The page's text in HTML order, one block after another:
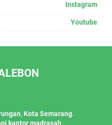
Instagram
Youtube
Kota Semarang.
kantor madrasah